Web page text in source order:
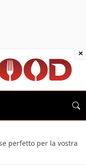
perfetto per la vostra
×